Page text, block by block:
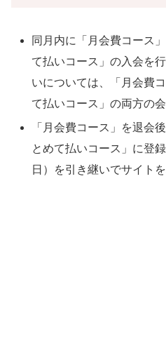
同月内に「月会費コース
て払いコース」の入会を
いについては、「月会費
て払いコース」の両方の
「月会費コース」を退会
とめて払いコース」に登
日）を引き継いでサイト